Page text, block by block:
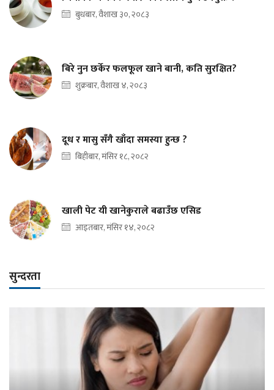
बुधबार, वैशाख ३०, २०८३
बिरे नुन छर्केर फलफूल खाने बानी, कति सुरक्षित?
शुक्रबार, वैशाख ४, २०८३
दूध र मासु सँगै खाँदा समस्या हुन्छ ?
बिहीबार, मंसिर १८, २०८२
खाली पेट यी खानेकुराले बढाउँछ एसिड
आइतबार, मंसिर १४, २०८२
सुन्दरता